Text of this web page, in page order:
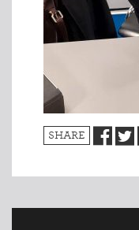
INDMELDELSE
SHARE